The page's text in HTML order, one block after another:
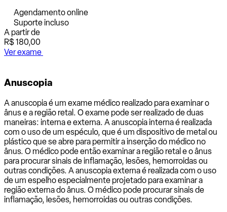
Agendamento online
Suporte incluso
A partir de
R$ 180,00
Ver exame
Anuscopia
A anuscopia é um exame médico realizado para examinar o
ânus e a região retal. O exame pode ser realizado de duas
maneiras: interna e externa. A anuscopia interna é realizada
com o uso de um espéculo, que é um dispositivo de metal ou
plástico que se abre para permitir a inserção do médico no
ânus. O médico pode então examinar a região retal e o ânus
para procurar sinais de inflamação, lesões, hemorroidas ou
outras condições. A anuscopia externa é realizada com o uso
de um espelho especialmente projetado para examinar a
região externa do ânus. O médico pode procurar sinais de
inflamação, lesões, hemorroidas ou outras condições.